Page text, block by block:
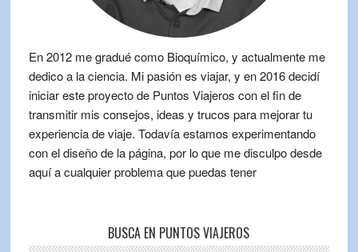
En 2012 me gradué como Bioquímico, y actualmente me
dedico a la ciencia. Mi pasión es viajar, y en 2016 decidí
iniciar este proyecto de Puntos Viajeros con el fin de
transmitir mis consejos, ideas y trucos para mejorar tu
experiencia de viaje. Todavía estamos experimentando
con el diseño de la página, por lo que me disculpo desde
aquí a cualquier problema que puedas tener
BUSCA EN PUNTOS VIAJEROS